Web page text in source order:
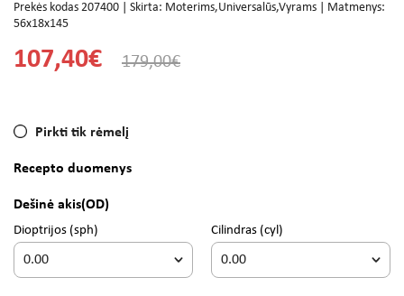
Prekės kodas 207400 | Skirta: Moterims,Universalūs,Vyrams | Matmenys:
56x18x145
107,40€ 179,00€
Pirkti tik rėmelį
Recepto duomenys
Dešinė akis(OD)
Dioptrijos (sph) Cilindras (cyl)